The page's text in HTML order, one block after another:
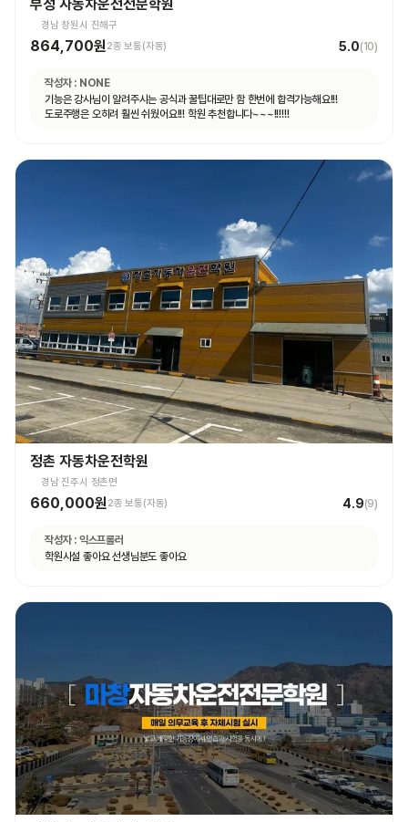
부성 자동차운전전문학원
경남 창원시 진해구
864,700원2종 보통(자동) 5.0(10)
작성자 : NONE
기능은 강사님이 알려주시는 공식과 꿀팁대로만 함 한번에 합격가능해요!!!
도로주행은 오히려 훨씬 쉬웠어요!!! 학원 추천합니다~~~!!!!!!
정촌 자동차운전학원
경남 진주시 정촌면
660,000원 2종 보통(자동) 4.9(9)
작성자 : 익스프롤러
학원시설 좋아요 선생님분도 좋아요